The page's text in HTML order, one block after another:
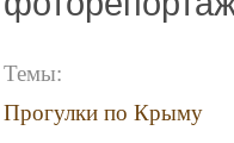
Темы:
Прогулки по Крыму